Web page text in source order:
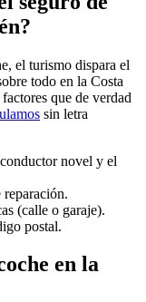
el turismo dispara el
todo en la Costa
que de verdad
sin letra
novel y el
(calle o garaje).
postal.
en la